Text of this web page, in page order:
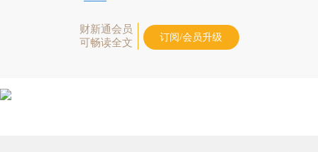
财新通会员
可畅读全文
订阅/会员升级